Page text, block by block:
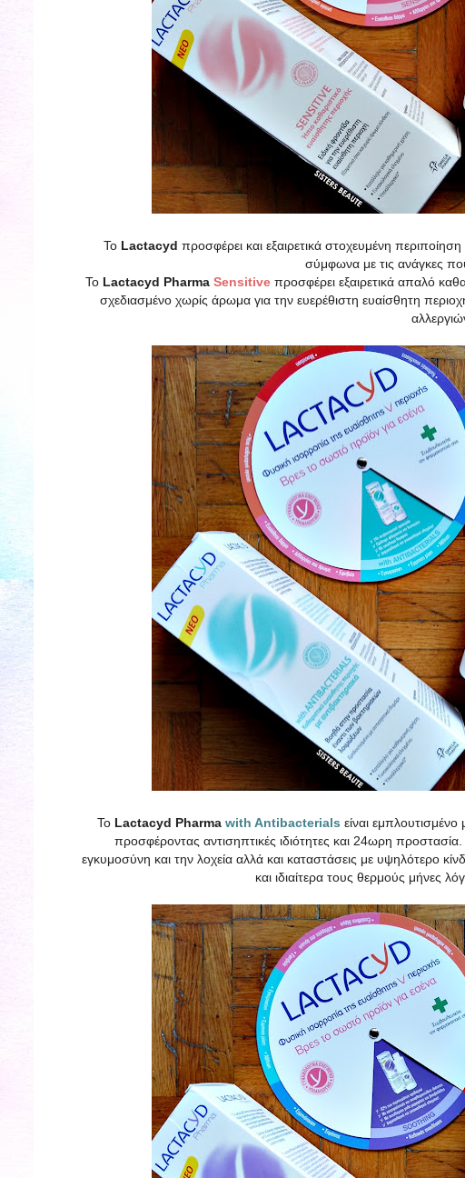
Το Lactacyd προσφέρει και εξαιρετικά στοχευμένη
σύμφωνα με τις ανάγκες
Το Lactacyd Pharma Sensitiveπροσφέρει εξαιρετικά απαλό
σχεδιασμένο χωρίς άρωμα για την ευερέθιστη ευαίσθητη
Το Lactacyd Pharma with Antibacterials είναι
προσφέροντας αντισηπτικές ιδιότητες και 24ωρη
εγκυμοσύνη και την λοχεία αλλά και καταστάσεις με υψηλότερο
και ιδιαίτερα τους θερμούς μήνες